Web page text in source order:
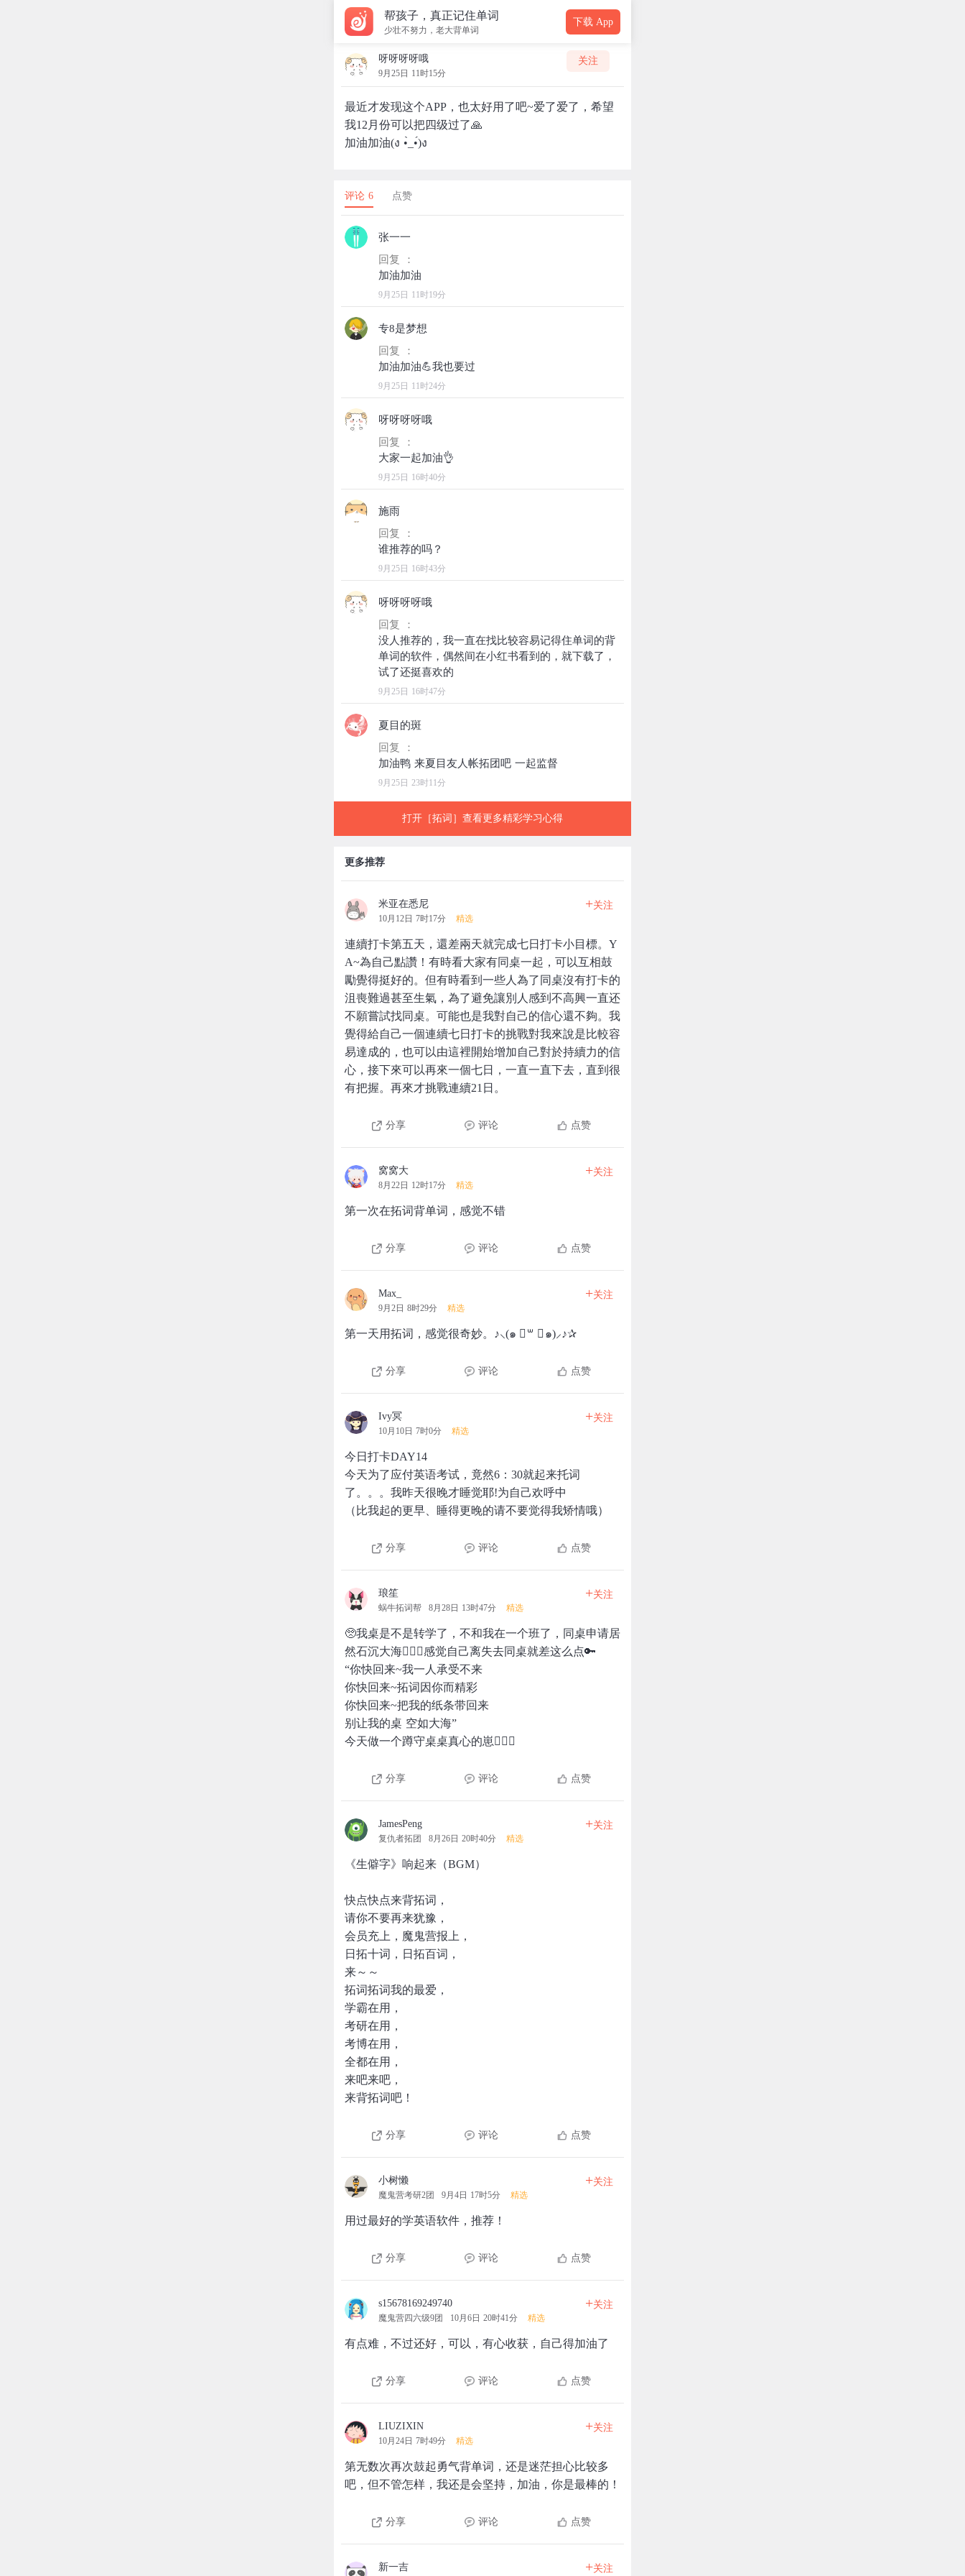
帮孩子，真正记住单词
少壮不努力，老大背单词
下载 App
呀呀呀呀哦
9月25日 11时15分
关注
最近才发现这个APP，也太好用了吧~爱了爱了，希望
我12月份可以把四级过了🙏️
加油加油(ง •̀_•́)ง
评论 6 点赞
张一一
回复 ：
9月25日 11时19分
专8是梦想
回复 ：
9月25日 11时24分
呀呀呀呀哦
回复 ：
9月25日 16时40分
施雨
回复 ：
9月25日 16时43分
呀呀呀呀哦
回复 ：
没人推荐的，我一直在找比较容易记得住单词的背
单词的软件，偶然间在小红书看到的，就下载了，
9月25日 16时47分
夏目的斑
回复 ：
9月25日 23时11分
打开［拓词］查看更多精彩学习心得
更多推荐
米亚在悉尼
10月12日 7时17分 精选
+关注
連續打卡第五天，還差兩天就完成七日打卡小目標。Y
A~為自己點讚！有時看大家有同桌一起，可以互相鼓
勵覺得挺好的。但有時看到一些人為了同桌沒有打卡的
沮喪難過甚至生氣，為了避免讓別人感到不高興一直还
不願嘗試找同桌。可能也是我對自己的信心還不夠。我
覺得給自己一個連續七日打卡的挑戰對我來說是比較容
易達成的，也可以由這裡開始增加自己對於持續力的信
心，接下來可以再來一個七日，一直一直下去，直到很
有把握。再來才挑戰連續21日。
分享 评论 点赞
窝窝大
8月22日 12时17分 精选
+关注
第一次在拓词背单词，感觉不错
分享 评论 点赞
Max_
9月2日 8时29分 精选
+关注
第一天用拓词，感觉很奇妙。♪⸜(๑ ॑꒳ ॑๑)⸝♪✰
分享 评论 点赞
Ivy冥
10月10日 7时0分 精选
+关注
今日打卡DAY14
今天为了应付英语考试，竟然6：30就起来托词
了。。。我昨天很晚才睡觉耶!为自己欢呼中
（比我起的更早、睡得更晚的请不要觉得我矫情哦）
分享 评论 点赞
琅笙
蜗牛拓词帮 8月28日 13时47分 精选
+关注
🥺我桌是不是转学了，不和我在一个班了，同桌申请居
然石沉大海🤦🏻‍♀️感觉自己离失去同桌就差这么点🔑
“你快回来~我一人承受不来
你快回来~拓词因你而精彩
你快回来~把我的纸条带回来
别让我的桌 空如大海”
今天做一个蹲守桌桌真心的崽🙆🏻‍♀️
分享 评论 点赞
JamesPeng
复仇者拓团 8月26日 20时40分 精选
+关注
《生僻字》响起来（BGM）
快点快点来背拓词，
请你不要再来犹豫，
会员充上，魔鬼营报上，
日拓十词，日拓百词，
来～～
拓词拓词我的最爱，
学霸在用，
考研在用，
考博在用，
全都在用，
来吧来吧，
来背拓词吧！
分享 评论 点赞
小树懒
魔鬼营考研2团 9月4日 17时5分 精选
+关注
用过最好的学英语软件，推荐！
分享 评论 点赞
s15678169249740
魔鬼营四六级9团 10月6日 20时41分 精选
+关注
有点难，不过还好，可以，有心收获，自己得加油了
分享 评论 点赞
LIUZIXIN
10月24日 7时49分 精选
+关注
第无数次再次鼓起勇气背单词，还是迷茫担心比较多
吧，但不管怎样，我还是会坚持，加油，你是最棒的！
分享 评论 点赞
新一吉 +关注